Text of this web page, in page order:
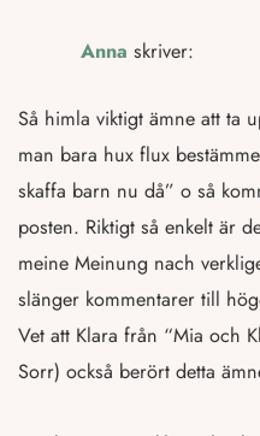
Anna skriver:
Så himla viktigt ämne att ta
man bara hux flux
skaffa barn nu då” o så
posten. Riktigt så enkelt är
meine Meinung nach
slänger kommentarer till
Vet att Klara från “Mia och
Sorr) också berört detta